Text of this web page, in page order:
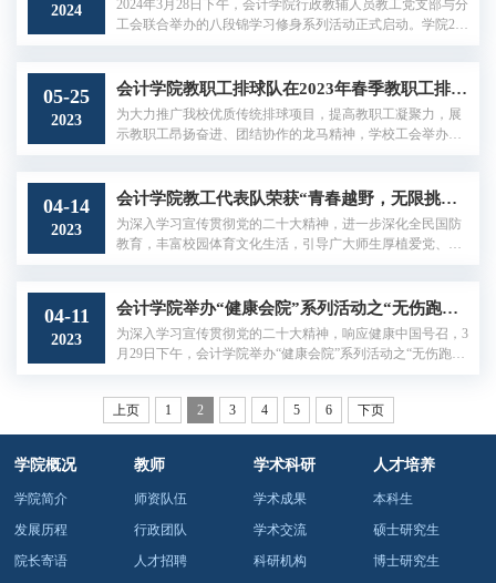
子们永远快乐、健康、幸福地成长，并祝大家六一儿童节快
乐。在接下来的手工制作环节，现...
2024
2024年3月28日下午，会计学院行政教辅人员教工党支部与分
工会联合举办的八段锦学习修身系列活动正式启动。学院20
为“锦”，编排精致，体势高雅如丝锦连绵不断，祛病健身，
是一套有着八百多年历史的健身方法。刘琳琳老师讲解深入
浅出，动作舒展优美，活动现场气氛活跃，大家学习热情高
涨，表现出对中华体育传统文化的浓...
05-25
2023
会计学院教职工排球队在2023年春季教职工排球赛中喜获佳绩
为大力推广我校优质传统排球项目，提高教职工凝聚力，展
示教职工昂扬奋进、团结协作的龙马精神，学校工会举办了2
第二名，会计学院教职工排球队二队获得小组赛第二名。赛
前，全体队员积极训练、认真备赛。赛场上，队员们沉着冷
静，配合默契，奋勇拼搏。场边的观众奋力呐喊，不断为队
员们加油打气。会计学院教职工排...
04-14
2023
会计学院教工代表队荣获“青春越野，无限挑战”2023年校园军事定向越野赛教工组冠军
为深入学习宣传贯彻党的二十大精神，进一步深化全民国防
教育，丰富校园体育文化生活，引导广大师生厚植爱党、爱
在沙河校区成功举办。会计学院由肖土盛、郑登津、张玥、
谢蓉蓉等四位老师组成的代表队荣获教工组冠军。会计学院
高度重视体育在人才培养、学院文化建设中的重要作用，确
立了打造“健康会院”的目标。...
04-11
2023
会计学院举办“健康会院”系列活动之“无伤跑步实践”
为深入学习宣传贯彻党的二十大精神，响应健康中国号召，3
月29日下午，会计学院举办“健康会院”系列活动之“无伤跑步
育管理博士石春健老师进行现场指导。学院教职工参加了本
次活动。活动有力地增强了学院的凝聚力，参加活动的教职
工纷纷表示受益匪浅，今后将以更加饱满的精神和强健的体
魄，投身于党的教育事业，落实立德树人根本任务
上页 1 2 3 4 5 6 下页
学院概况
学院简介
发展历程
院长寄语
教师
师资队伍
行政团队
人才招聘
学术科研
学术成果
学术交流
科研机构
人才培养
本科生
硕士研究生
博士研究生